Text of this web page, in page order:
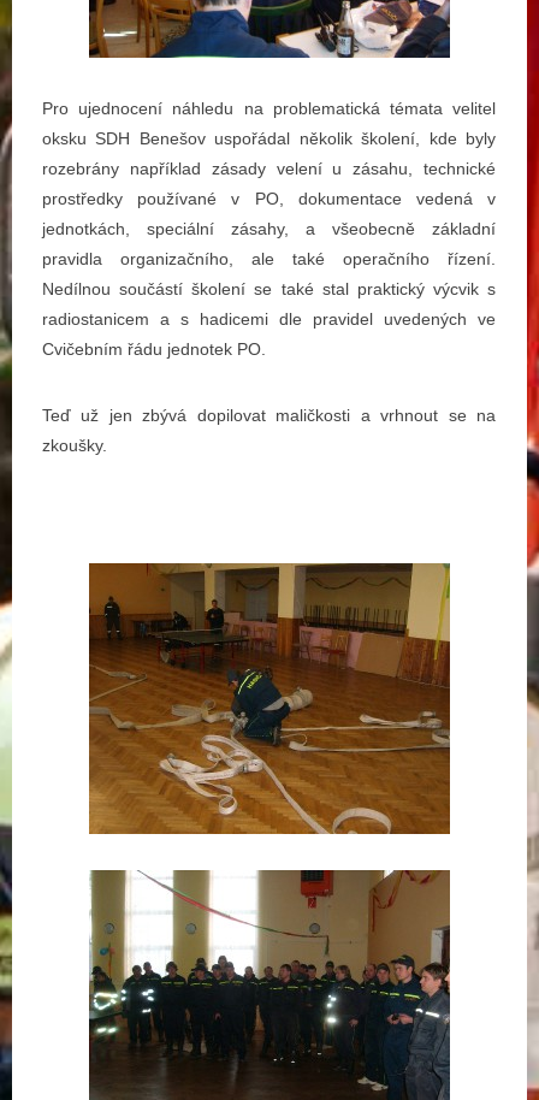
Pro ujednocení náhledu na problematická témata velitel
oksku SDH Benešov uspořádal několik školení, kde byly
rozebrány například zásady velení u zásahu, technické
prostředky používané v PO, dokumentace vedená v
jednotkách, speciální zásahy, a všeobecně základní
pravidla organizačního, ale také operačního řízení.
Nedílnou součástí školení se také stal praktický výcvik s
radiostanicem a s hadicemi dle pravidel uvedených ve
Cvičebním řádu jednotek PO.
Teď už jen zbývá dopilovat maličkosti a vrhnout se na
zkoušky.